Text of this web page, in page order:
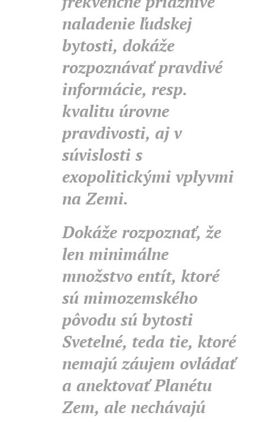
naladenie ľudskej
bytosti, dokáže
rozpoznávať pravdivé
informácie, resp.
kvalitu úrovne
pravdivosti, aj v
súvislosti s
exopolitickými vplyvmi
na Zemi.
Dokáže rozpoznať, že
len minimálne
množstvo entít, ktoré
sú mimozemského
pôvodu sú bytosti
Svetelné, teda tie, ktoré
nemajú záujem ovládať
a anektovať Planétu
Zem, ale nechávajú